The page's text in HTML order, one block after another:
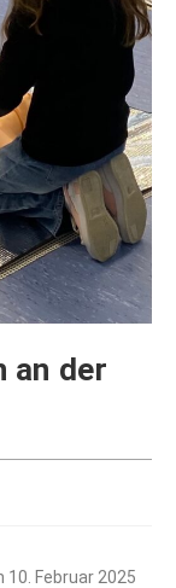
an der
10. Februar 2025